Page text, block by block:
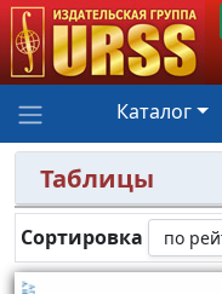
Каталог
Таблицы
Сортировка